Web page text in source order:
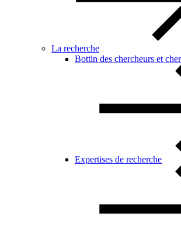
La recherche
Bottin des chercheurs et
Expertises de recherche